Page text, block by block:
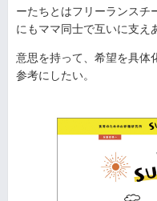
ーたちとはフリーランスチ
にもママ同士で互いに支え
意思を持って、希望を具体
参考にしたい。